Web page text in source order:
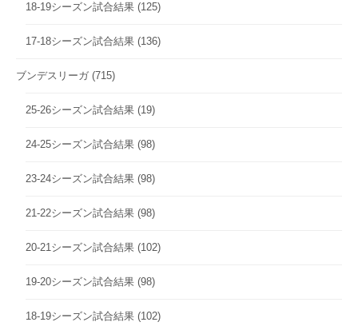
18-19シーズン試合結果 (125)
17-18シーズン試合結果 (136)
ブンデスリーガ (715)
25-26シーズン試合結果 (19)
24-25シーズン試合結果 (98)
23-24シーズン試合結果 (98)
21-22シーズン試合結果 (98)
20-21シーズン試合結果 (102)
19-20シーズン試合結果 (98)
18-19シーズン試合結果 (102)